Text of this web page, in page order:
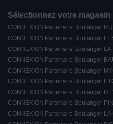
Sélectionnez votre magasin
CONNEXION Partenaire Boulanger
CONNEXION Partenaire Boulanger
CONNEXION Partenaire Boulanger LA
CONNEXION Partenaire Boulanger
CONNEXION Partenaire Boulanger
CONNEXION Partenaire Boulanger
CONNEXION Partenaire Boulanger
CONNEXION Partenaire Boulanger
CONNEXION Partenaire Boulanger LA